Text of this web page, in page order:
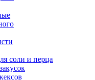
соли и перца